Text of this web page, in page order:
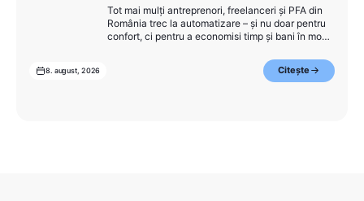
Tot mai mulți antreprenori, freelanceri și PFA din
România trec la automatizare – și nu doar pentru
confort, ci pentru a economisi timp și bani în mod
înainte, atunci factura cu butonul "Plătește"
accelerează cea mai importantă parte – încasarea
8. august, 2026 Citește